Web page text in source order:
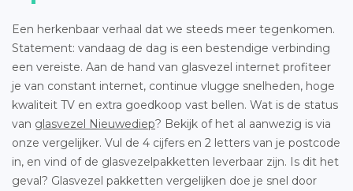
Een herkenbaar verhaal dat we steeds meer tegenkomen.
Statement: vandaag de dag is een bestendige verbinding
een vereiste. Aan de hand van glasvezel internet profiteer
je van constant internet, continue vlugge snelheden, hoge
kwaliteit TV en extra goedkoop vast bellen. Wat is de status
van glasvezel Nieuwediep? Bekijk of het al aanwezig is via
onze vergelijker. Vul de 4 cijfers en 2 letters van je postcode
in, en vind of de glasvezelpakketten leverbaar zijn. Is dit het
geval? Glasvezel pakketten vergelijken doe je snel door